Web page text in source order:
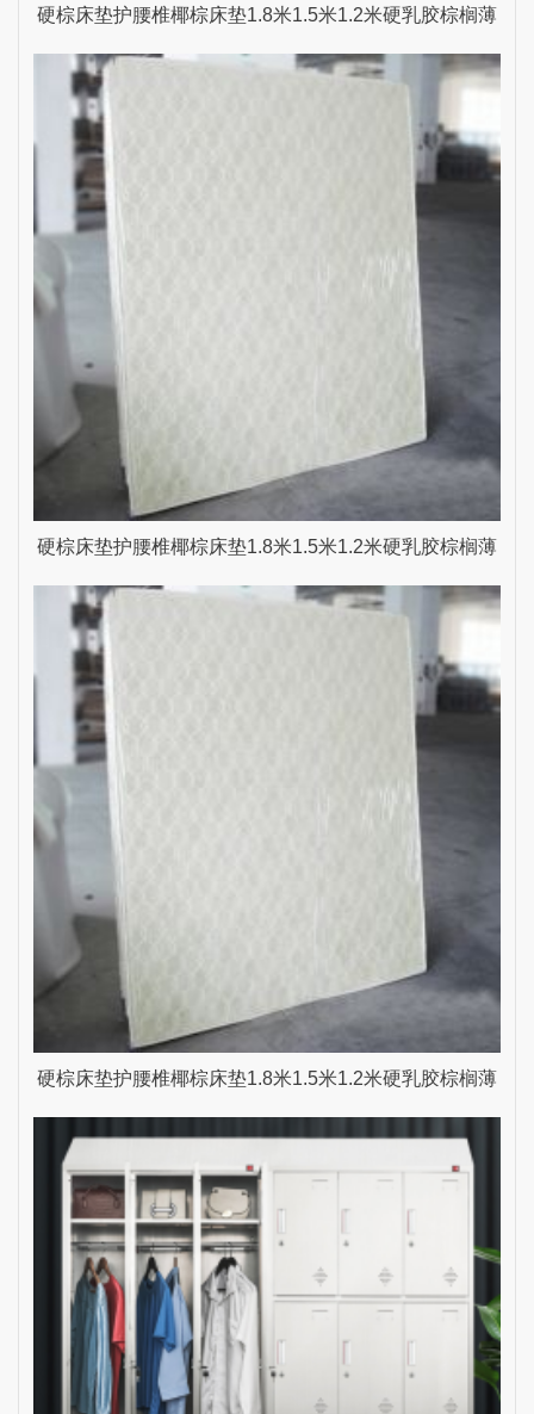
硬棕床垫护腰椎椰棕床垫1.8米1.5米1.2米硬乳胶棕榈薄
雨生家具 乳白色 1500mm*2000mm
硬棕床垫护腰椎椰棕床垫1.8米1.5米1.2米硬乳胶棕榈薄
雨生家具 乳白色 1800mm*2000mm
硬棕床垫护腰椎椰棕床垫1.8米1.5米1.2米硬乳胶棕榈薄